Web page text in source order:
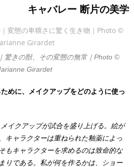
キャバレー 断片の美学
驚きの獣、その変態の無常｜Photo ©
Girardet
めに、メイクアップをどのように使っ
イクアップが試合を盛り上げる。絵が
キャラクターは重ねられた釉薬によっ
もキャラクターを求めるのは致命的な
りである。私が何を作るかは、ショー